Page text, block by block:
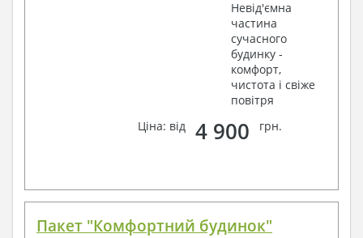
Невід'ємна
частина
сучасного
будинку -
комфорт,
чистота і свіже
повітря
Ціна: від
4 900 грн.
Пакет "Комфортний будинок"